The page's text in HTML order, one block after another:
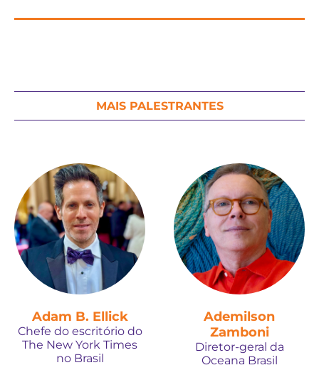
MAIS PALESTRANTES
Adam B. Ellick
Chefe do escritório do
The New York Times
no Brasil
Ademilson
Zamboni
Diretor-geral da
Oceana Brasil